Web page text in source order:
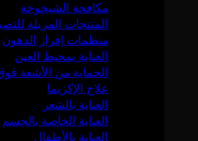
مكافحة الشيخوخة
المنتجات المزيلة
منظمات إفراز الدهون
العناية بمحيط العين
الحماية من الأشعة
علاج الإكزيما
العناية بالشعر
العناية الخاصة بالجسم
العناية بالأطفال